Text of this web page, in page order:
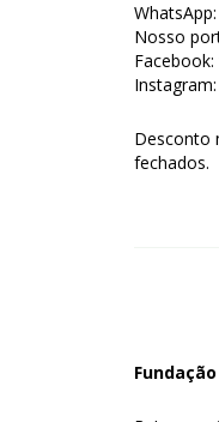
Nosso
Desconto
fechados.